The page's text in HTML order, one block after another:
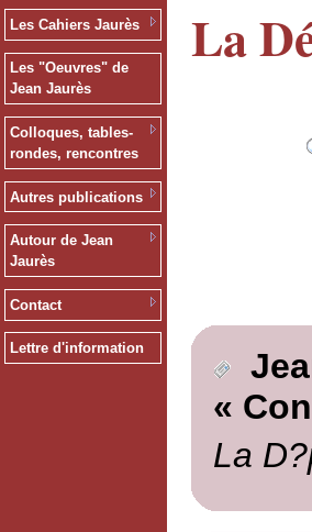
Les Cahiers Jaurès
Les "Oeuvres" de
Jean Jaurès
Colloques, tables-
rondes, rencontres
Autres publications
Autour de Jean
Jaurès
Contact
Lettre d'information
La
«
La